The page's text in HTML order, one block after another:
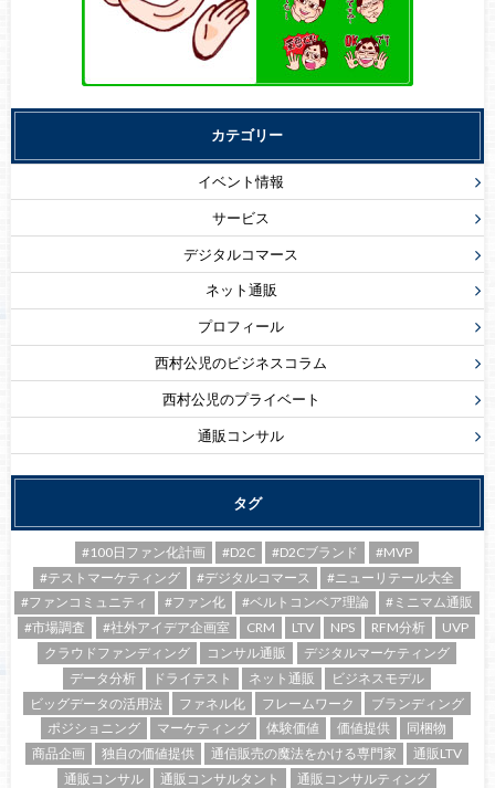
カテゴリー
イベント情報
サービス
デジタルコマース
ネット通販
プロフィール
西村公児のビジネスコラム
西村公児のプライベート
通販コンサル
タグ
#100日ファン化計画 #D2C #D2Cブランド
#MVP
#テストマーケティング
#デジタルコマース
#ニューリテール大全
#ファンコミュニティ
#ファン化 #ベルトコンベア理論
#ミニマム通販
#市場調査
#社外アイデア企画室 CRM LTV NPS RFM分析
UVP
クラウドファンディング
コンサル通販
デジタルマーケティング
データ分析
ドライテスト ネット通販
ビジネスモデル
ビッグデータの活用法
ファネル化 フレームワーク
ブランディング
ポジショニング
マーケティング 体験価値 価値提供
同梱物
商品企画
独自の価値提供 通信販売の魔法をかける専門家
通販LTV
通販コンサル
通販コンサルタント
通販コンサルティング